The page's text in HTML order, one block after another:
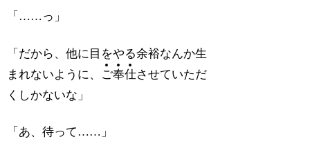
「……っ」
「だから、他に目をやる余裕なんか生
まれないように、 ご奉仕させていただ
くしかないな」
「あ、待って……」